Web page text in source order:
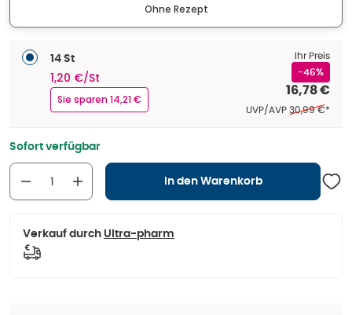
Ohne Rezept
14 St
1,20 €/St
Sie sparen 14,21 €
Ihr Preis
-46%
16,78 €
UVP/AVPEhemaliger
30,99 €*
Sofort verfügbar
In den Warenkorb
Verkauf durch Ultra-pharm